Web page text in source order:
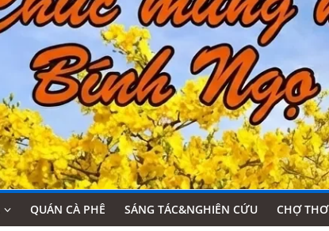
QUÁN CÀ PHÊ SÁNG TÁC&NGHIÊN CỨU CHỢ THƠ